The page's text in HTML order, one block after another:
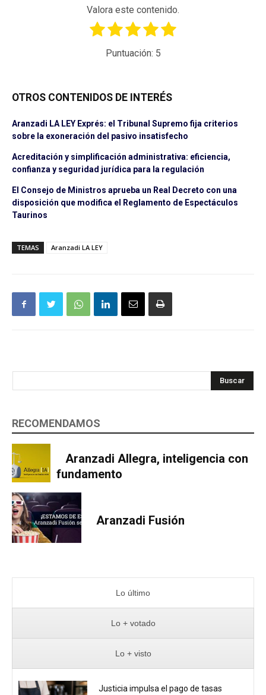
Valora este contenido.
Puntuación: 5
OTROS CONTENIDOS DE INTERÉS
Aranzadi LA LEY Exprés: el Tribunal Supremo fija criterios
sobre la exoneración del pasivo insatisfecho
Acreditación y simplificación administrativa: eficiencia,
confianza y seguridad jurídica para la regulación
El Consejo de Ministros aprueba un Real Decreto con una
disposición que modifica el Reglamento de Espectáculos
Taurinos
TEMAS Aranzadi LA LEY
Buscar
RECOMENDAMOS
Aranzadi Allegra, inteligencia con
fundamento
Aranzadi Fusión
Lo último
Lo + votado
Lo + visto
Justicia impulsa el pago de tasas